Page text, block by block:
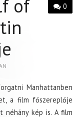
0
of
Manhattanben
a film főszereplője
néhány kép is. A film